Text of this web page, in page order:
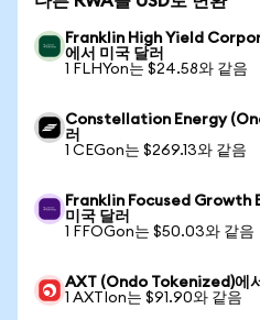
Franklin High Yield
에서 미국 달러
1 FLHYon는 $24.58와 같음
Constellation Energy
러
1 CEGon는 $269.13와 같음
Franklin Focused Growth
미국 달러
1 FFOGon는 $50.03와 같음
AXT (Ondo Tokenized)에
1 AXTIon는 $91.90와 같음